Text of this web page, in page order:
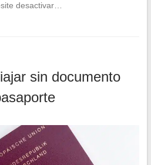
desactivar…
sin documento